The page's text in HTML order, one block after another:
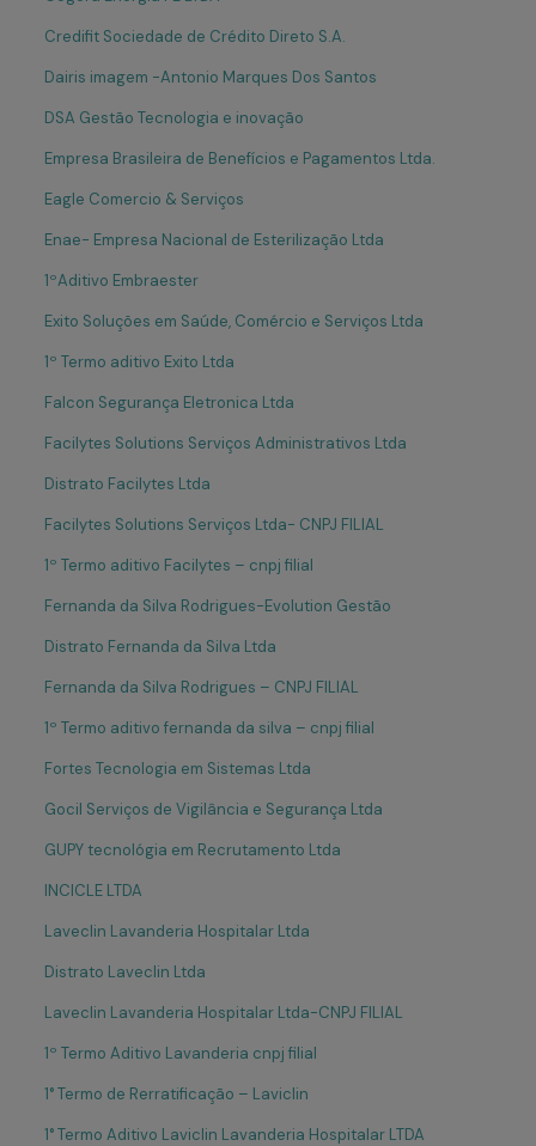
Credifit Sociedade de Crédito Direto S.A.
Dairis imagem -Antonio Marques Dos Santos
DSA Gestão Tecnologia e inovação
Empresa Brasileira de Benefícios e Pagamentos Ltda.
Eagle Comercio & Serviços
Enae- Empresa Nacional de Esterilização Ltda
1ºAditivo Embraester
Exito Soluções em Saúde, Comércio e Serviços Ltda
1º Termo aditivo Exito Ltda
Falcon Segurança Eletronica Ltda
Facilytes Solutions Serviços Administrativos Ltda
Distrato Facilytes Ltda
Facilytes Solutions Serviços Ltda- CNPJ FILIAL
1º Termo aditivo Facilytes – cnpj filial
Fernanda da Silva Rodrigues-Evolution Gestão
Distrato Fernanda da Silva Ltda
Fernanda da Silva Rodrigues – CNPJ FILIAL
1º Termo aditivo fernanda da silva – cnpj filial
Fortes Tecnologia em Sistemas Ltda
Gocil Serviços de Vigilância e Segurança Ltda
GUPY tecnológia em Recrutamento Ltda
INCICLE LTDA
Laveclin Lavanderia Hospitalar Ltda
Distrato Laveclin Ltda
Laveclin Lavanderia Hospitalar Ltda-CNPJ FILIAL
1º Termo Aditivo Lavanderia cnpj filial
1° Termo de Rerratificação – Laviclin
1° Termo Aditivo Laviclin Lavanderia Hospitalar LTDA